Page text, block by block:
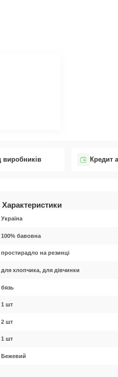
виробників Кредит
Характеристики
Україна
100% бавовна
простирадло на резинці
для хлопчика, для дівчинки
бязь
1 шт
2 шт
1 шт
Бежевий